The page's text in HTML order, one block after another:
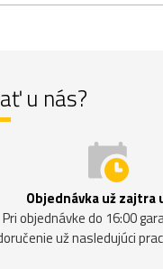
u nás?
Objednávka už zajtra
Pri objednávke do 16:00
už nasledujúci